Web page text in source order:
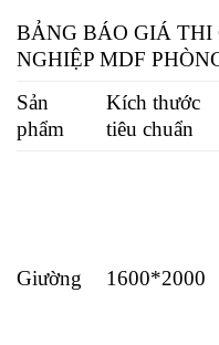
BẢNG BÁO GIÁ THI
NGHIỆP MDF
Sản
phẩm
Kích thước
tiêu chuẩn
Giường 1600*2000